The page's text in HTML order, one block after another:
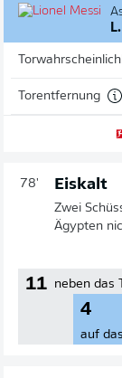
Torentfernung
78' Eiskalt
Zwei
Ägypten
11 neben das
4
auf